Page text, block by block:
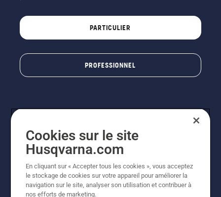
PARTICULIER
PROFESSIONNEL
© Husqvarna AB (publ). Tous droits réservés. Les prix
indiqués sont à titre indicatif de Husqvarna Schweiz AG
aux revendeurs participants, prix en CHF, TVA 8,1 % et
Cookies sur le site
Husqvarna.com
En cliquant sur « Accepter tous les cookies », vous acceptez
le stockage de cookies sur votre appareil pour améliorer la
navigation sur le site, analyser son utilisation et contribuer à
nos efforts de marketing.